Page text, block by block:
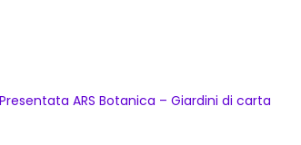
ARS Botanica – Giardini di carta